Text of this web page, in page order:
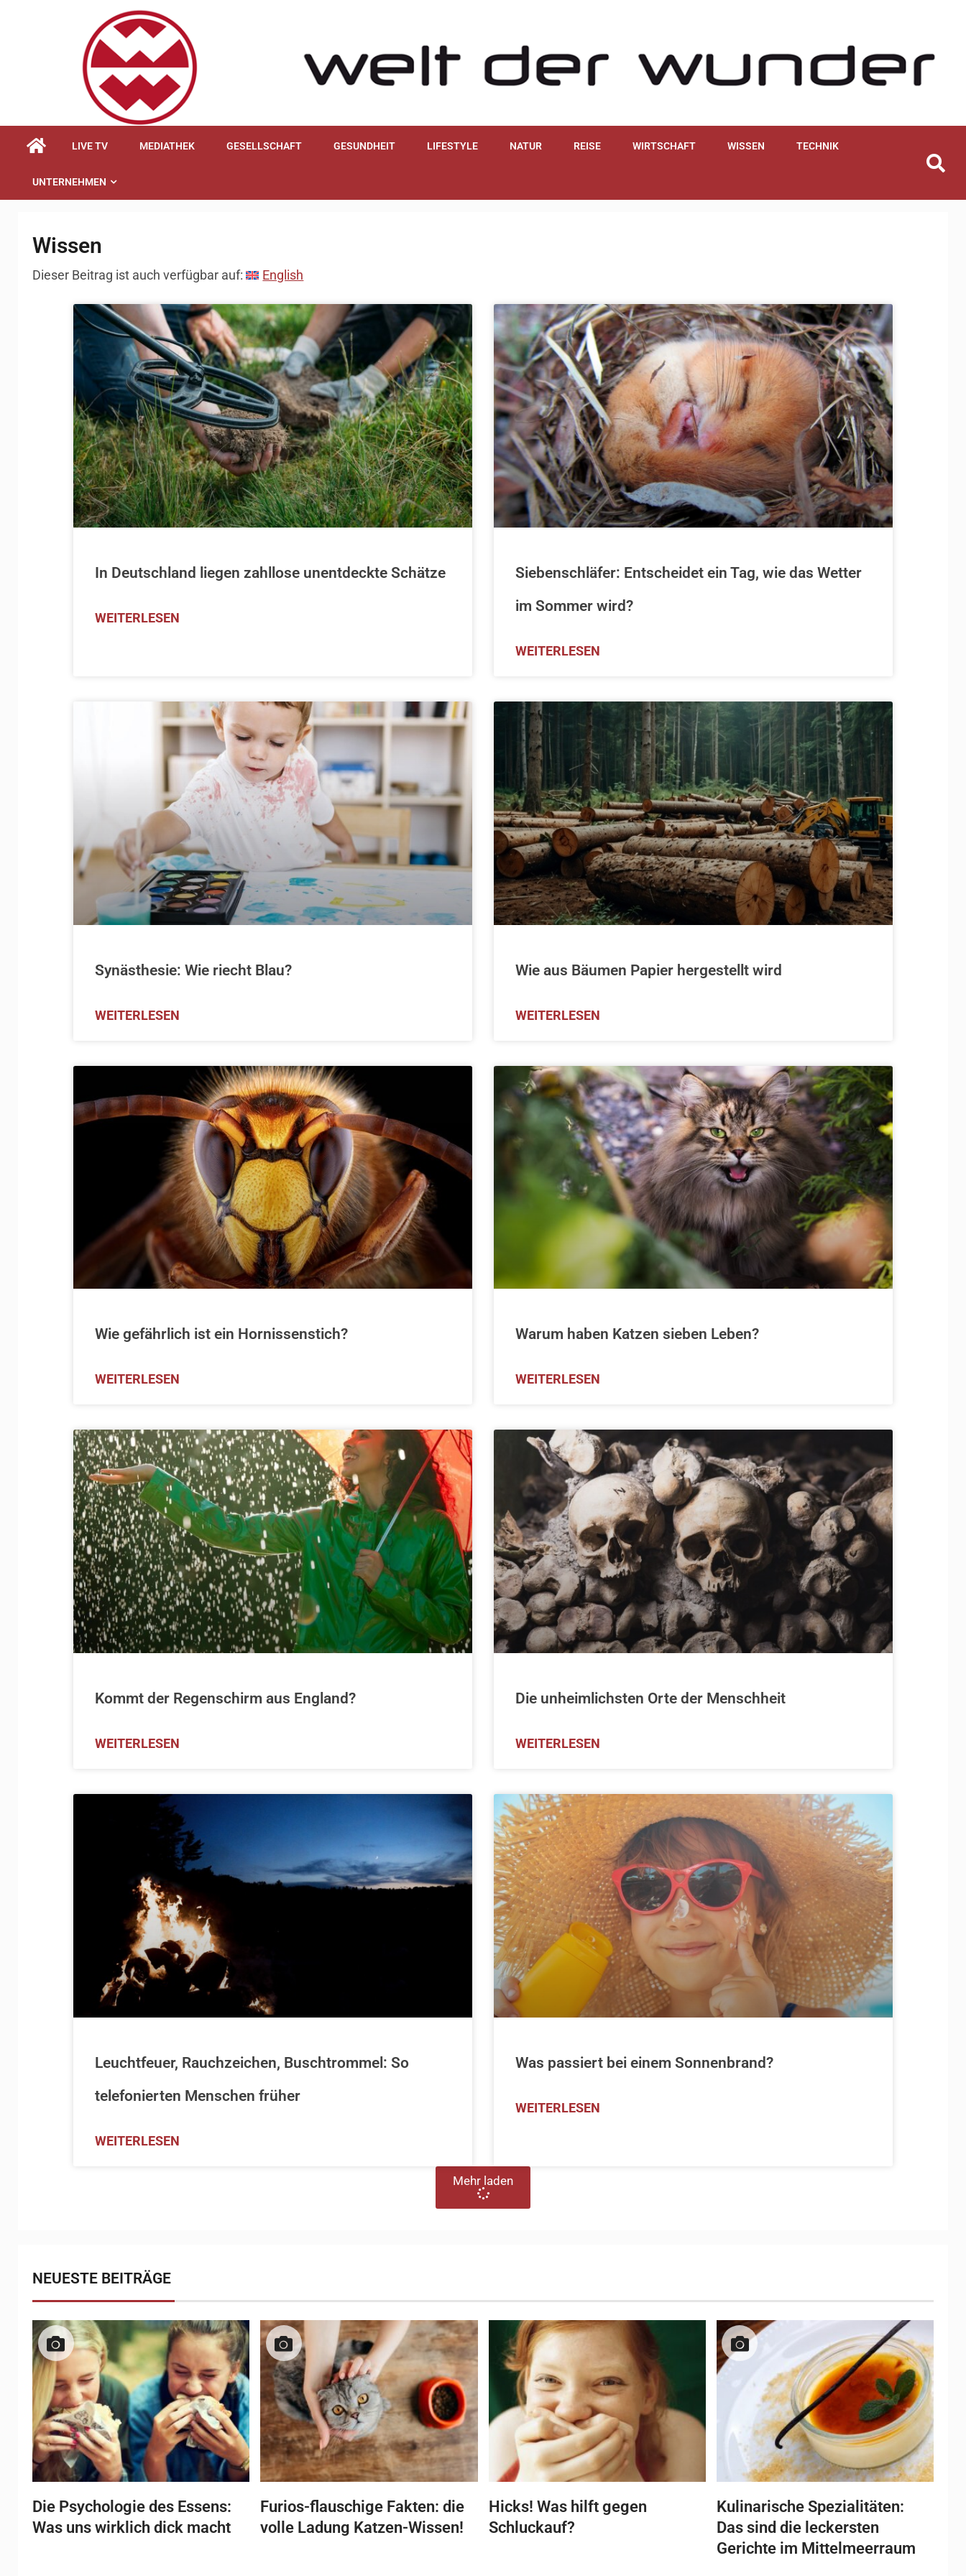
LIVE TV MEDIATHEK GESELLSCHAFT GESUNDHEIT LIFESTYLE NATUR REISE WIRTSCHAFT WISSEN TECHNIK
UNTERNEHMEN
Wissen
Dieser Beitrag ist auch verfügbar auf: English
In Deutschland liegen zahllose unentdeckte Schätze
WEITERLESEN
Siebenschläfer: Entscheidet ein Tag, wie das Wetter
im Sommer wird?
WEITERLESEN
Synästhesie: Wie riecht Blau?
WEITERLESEN
Wie aus Bäumen Papier hergestellt wird
WEITERLESEN
Wie gefährlich ist ein Hornissenstich?
WEITERLESEN
Warum haben Katzen sieben Leben?
WEITERLESEN
Kommt der Regenschirm aus England?
WEITERLESEN
Die unheimlichsten Orte der Menschheit
WEITERLESEN
Leuchtfeuer, Rauchzeichen, Buschtrommel: So
telefonierten Menschen früher
WEITERLESEN
Was passiert bei einem Sonnenbrand?
WEITERLESEN
Mehr laden
NEUESTE BEITRÄGE
Die Psychologie des Essens:
Was uns wirklich dick macht
Furios-flauschige Fakten: die
volle Ladung Katzen-Wissen!
Hicks! Was hilft gegen
Schluckauf?
Kulinarische Spezialitäten:
Das sind die leckersten
Gerichte im Mittelmeerraum